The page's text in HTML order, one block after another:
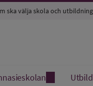
ska välja skola och utbildning